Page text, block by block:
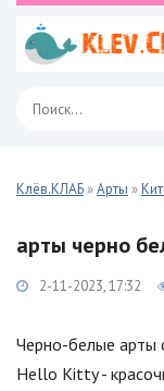
Клёв.КЛАБ »Арты »
арты черно
2-11-2023, 17:32
Черно-белые арты
Hello Kitty -